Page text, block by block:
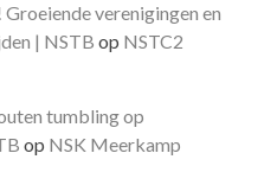
verenigingen en
| NSTB op NSTC2
tumbling op
op NSK Meerkamp